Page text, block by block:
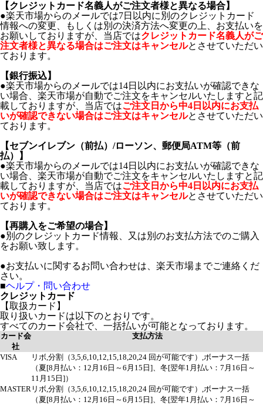
【クレジットカード名義人がご注文者様と異なる場合】
●楽天市場からのメールでは7日以内に別のクレジットカード
情報への変更、もしくは別の決済方法へ変更の上、お支払いを
お願いしておりますが、当店ではクレジットカード名義人がご
注文者様と異なる場合はご注文はキャンセルとさせていただい
ております。
【銀行振込】
●楽天市場からのメールでは14日以内にお支払いが確認できな
い場合、楽天市場が自動でご注文をキャンセルいたしますと記
載しておりますが、当店ではご注文日から中4日以内にお支払
いが確認できない場合はご注文はキャンセルとさせていただい
ております。
【セブンイレブン（前払）/ローソン、郵便局ATM等（前
払）】
●楽天市場からのメールでは14日以内にお支払いが確認できな
い場合、楽天市場が自動でご注文をキャンセルいたしますと記
載しておりますが、当店ではご注文日から中4日以内にお支払
いが確認できない場合はご注文はキャンセルとさせていただい
ております。
【再購入をご希望の場合】
●別のクレジットカード情報、又は別のお支払方法でのご購入
をお願い致します。
●お支払いに関するお問い合わせは、楽天市場までご連絡くだ
さい。
■ヘルプ・問い合わせ
クレジットカード
【取扱カード】
取り扱いカードは以下のとおりです。
すべてのカード会社で、一括払いが可能となっております。
カード会
社
支払方法
VISA
リボ,分割（3,5,6,10,12,15,18,20,24 回が可能です）,ボーナス一括
（夏[8月払い：12月16日～6月15日]、冬[翌年1月払い：7月16日～
11月15日]）
MASTER リボ,分割（3,5,6,10,12,15,18,20,24 回が可能です）,ボーナス一括
（夏[8月払い：12月16日～6月15日]、冬[翌年1月払い：7月16日～